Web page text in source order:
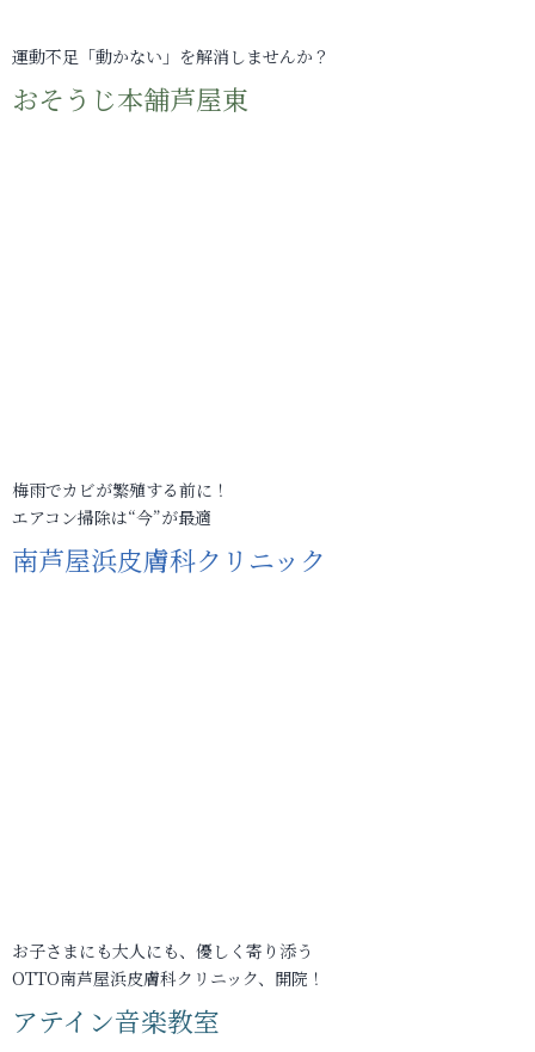
運動不足「動かない」を解消しませんか？
おそうじ本舗芦屋東
梅雨でカビが繁殖する前に！
エアコン掃除は“今”が最適
南芦屋浜皮膚科クリニック
お子さまにも大人にも、優しく寄り添う
OTTO南芦屋浜皮膚科クリニック、開院！
アテイン音楽教室